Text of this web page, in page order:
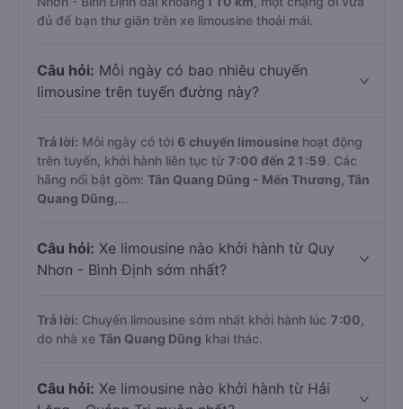
đủ để bạn thư giãn trên xe limousine thoải mái.
Câu hỏi: Mỗi ngày có bao nhiêu chuyến
limousine trên tuyến đường này?
Trả lời: Mỗi ngày có tới 6 chuyến limousine hoạt động
trên tuyến, khởi hành liên tục từ 7:00 đến 21:59. Các
hãng nổi bật gồm: Tân Quang Dũng - Mến Thương, Tân
Quang Dũng ,...
Câu hỏi: Xe limousine nào khởi hành từ Quy
Nhơn - Bình Định sớm nhất?
Trả lời: Chuyến limousine sớm nhất khởi hành lúc 7:00
do nhà xe Tân Quang Dũng khai thác.
Câu hỏi: Xe limousine nào khởi hành từ Hải